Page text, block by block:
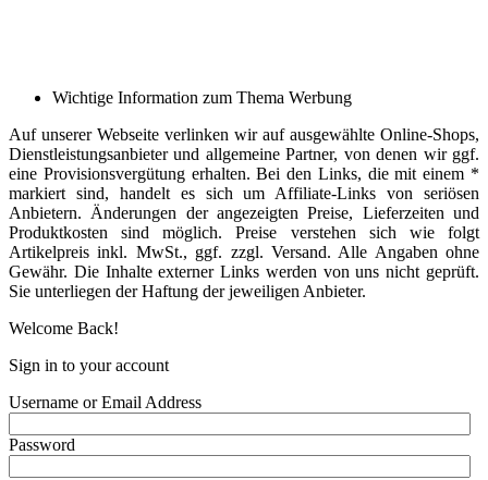
Wichtige Information zum Thema Werbung
Auf unserer Webseite verlinken wir auf ausgewählte Online-Shops,
Dienstleistungsanbieter und allgemeine Partner, von denen wir ggf.
eine Provisionsvergütung erhalten. Bei den Links, die mit einem *
markiert sind, handelt es sich um Affiliate-Links von seriösen
Anbietern. Änderungen der angezeigten Preise, Lieferzeiten und
Produktkosten sind möglich. Preise verstehen sich wie folgt
Artikelpreis inkl. MwSt., ggf. zzgl. Versand. Alle Angaben ohne
Gewähr. Die Inhalte externer Links werden von uns nicht geprüft.
Sie unterliegen der Haftung der jeweiligen Anbieter.
Welcome Back!
Sign in to your account
Username or Email Address
Password